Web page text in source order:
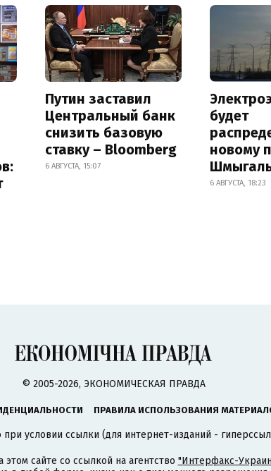
Путин заставил
Центральный банк
снизить базовую
ставку – Bloomberg
6 АВГУСТА, 15:07
будет
новому
6 АВГУСТА, 18:23
© 2005-2026, ЭКОНОМИЧЕСКАЯ ПРАВДА
ПРАВИЛА ИСПОЛЬЗОВАНИЯ
при условии ссылки (для интернет-изданий -
сайте со ссылкой на агентство "Интерфакс-